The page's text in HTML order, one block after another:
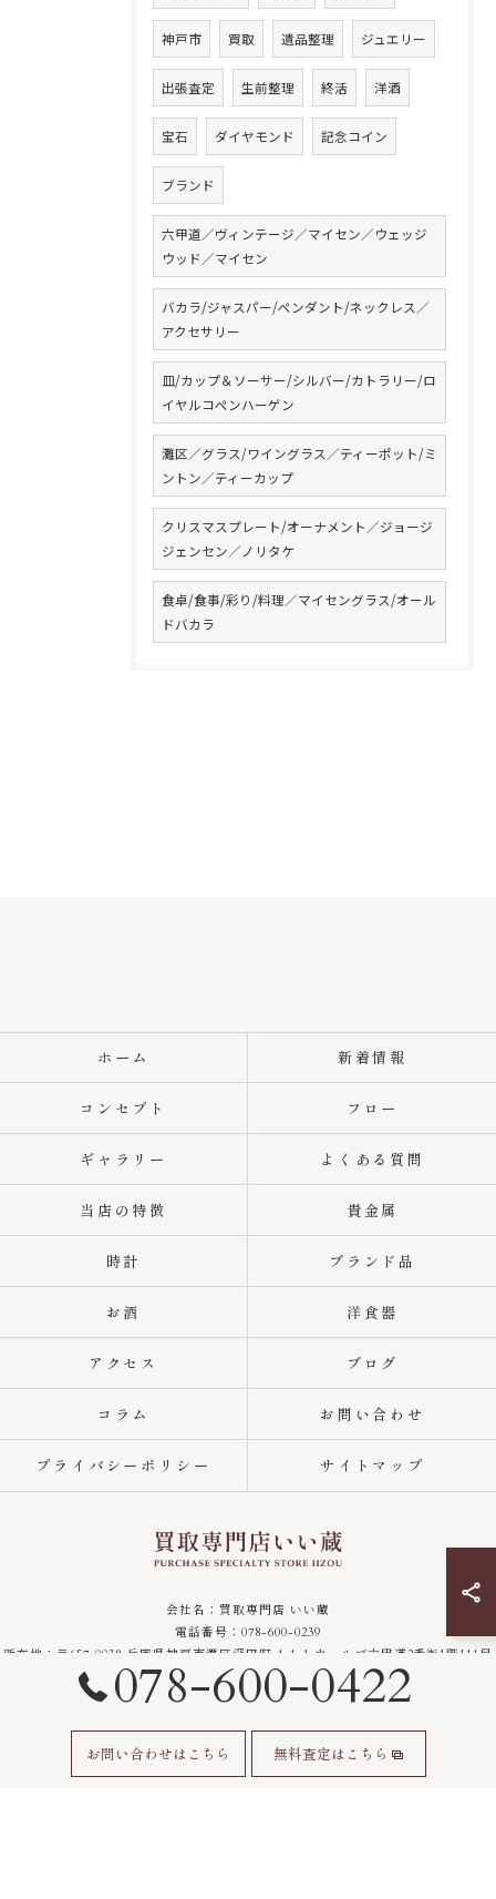
神戸市 買取 遺品整理 ジュエリー
出張査定 生前整理 終活 洋酒
宝石 ダイヤモンド 記念コイン
ブランド
六甲道／ヴィンテージ／マイセン／ウェッジ
ウッド／マイセン
バカラ/ジャスパー/ペンダント/ネックレス／
アクセサリー
皿/カップ＆ソーサー/シルバー/カトラリー/ロ
イヤルコペンハーゲン
灘区／グラス/ワイングラス／ティーポット/ミ
ントン／ティーカップ
クリスマスプレート/オーナメント／ジョージ
ジェンセン／ノリタケ
食卓/食事/彩り/料理／マイセングラス/オール
ドバカラ
078-600-0422
お問い合わせはこちら 無料査定はこちら
ホーム 新着情報
コンセプト フロー
ギャラリー よくある質問
当店の特徴 貴金属
時計 ブランド品
お酒 洋食器
アクセス ブログ
コラム お問い合わせ
プライバシーポリシー サイトマップ
会社名：買取専門店 いい蔵
電話番号：078-600-0239
所在地：〒657-0038 兵庫県神戸市灘区深田町 4-1-1 ウェルブ六甲道2番街1階111号
営業時間：10:30 ～ 18:30
定休日：木曜日
© 2026 神戸の出張・宅配買取専門いい蔵｜腕時計・金・貴金属・ジュエリーを高価
買取 ALL RIGHTS RESERVED.